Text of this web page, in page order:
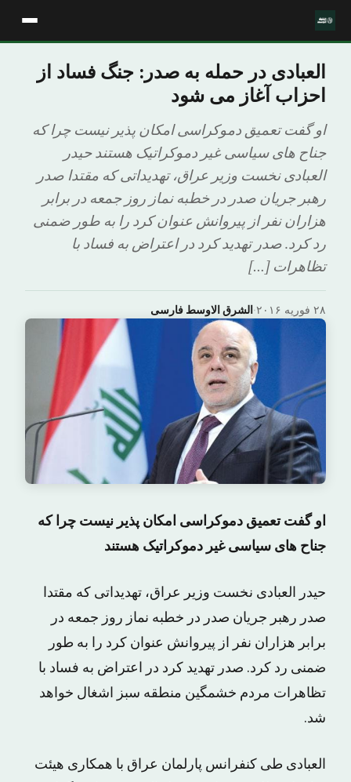
العبادی در حمله به صدر: جنگ فساد از
احزاب آغاز می شود
او گفت تعمیق دموکراسی امکان پذیر نیست چرا که
جناح های سیاسی غیر دموکراتیک هستند حیدر
العبادی نخست وزیر عراق، تهدیداتی که مقتدا صدر
رهبر جریان صدر در خطبه نماز روز جمعه در برابر
هزاران نفر از پیروانش عنوان کرد را به طور ضمنی
رد کرد. صدر تهدید کرد در اعتراض به فساد با
تظاهرات […]
الشرق الاوسط فارسی· ۲۸ فوریه ۲۰۱۶
او گفت تعمیق دموکراسی امکان پذیر نیست چرا که
جناح های سیاسی غیر دموکراتیک هستند
حیدر العبادی نخست وزیر عراق، تهدیداتی که مقتدا
صدر رهبر جریان صدر در خطبه نماز روز جمعه در
برابر هزاران نفر از پیروانش عنوان کرد را به طور
ضمنی رد کرد. صدر تهدید کرد در اعتراض به فساد با
تظاهرات مردم خشمگین منطقه سبز اشغال خواهد
شد.
العبادی طی کنفرانس پارلمان عراق با همکاری هیئت